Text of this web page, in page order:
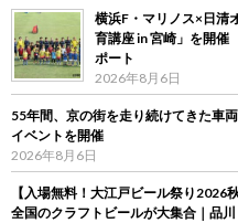
横浜F・マリノス×日清
育講座 in 宮崎」を開
ポート
2026年8月6日
55年間、京の街を走り続けてきた車
イベントを開催
2026年8月6日
【入場無料！大江戸ビール祭り2026
全国のクラフトビールが大集合｜品川